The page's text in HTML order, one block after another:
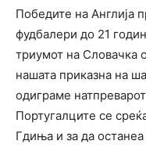
Победите на Англија
фудбалери до 21
триумот на Словачка
нашата приказна на
одиграме
Португалците се
Гдиња и за да